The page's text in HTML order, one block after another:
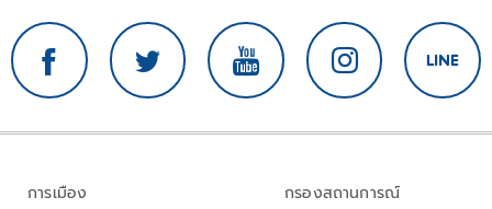
การเมือง
กรองสถานการณ์